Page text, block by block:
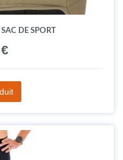
DE SPORT